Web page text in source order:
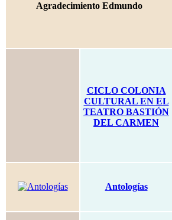
Agradecimiento Edmundo
CICLO COLONIA
CULTURAL EN EL
TEATRO BASTIÓN
DEL CARMEN
Antologías